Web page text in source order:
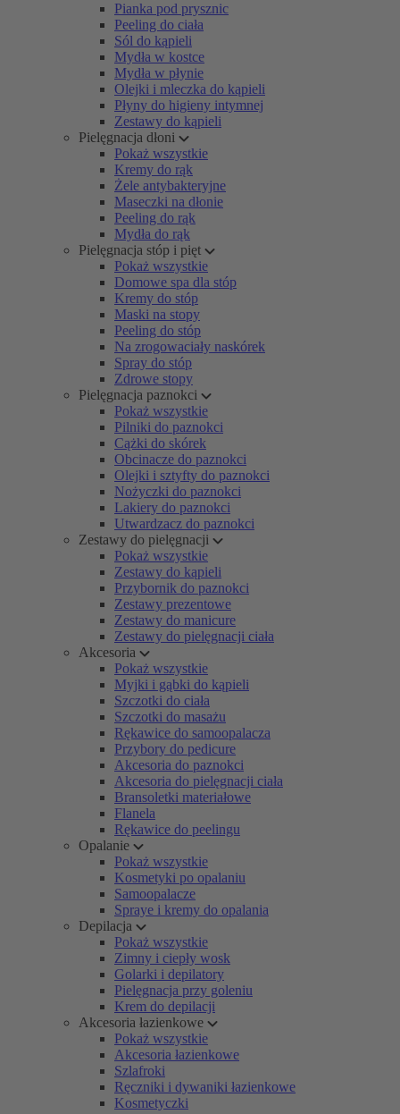
Pianka pod prysznic
Peeling do ciała
Sól do kąpieli
Mydła w kostce
Mydła w płynie
Olejki i mleczka do kąpieli
Płyny do higieny intymnej
Zestawy do kąpieli
Pielęgnacja dłoni
Pokaż wszystkie
Kremy do rąk
Żele antybakteryjne
Maseczki na dłonie
Peeling do rąk
Mydła do rąk
Pielęgnacja stóp i pięt
Pokaż wszystkie
Domowe spa dla stóp
Kremy do stóp
Maski na stopy
Peeling do stóp
Na zrogowaciały naskórek
Spray do stóp
Zdrowe stopy
Pielęgnacja paznokci
Pokaż wszystkie
Pilniki do paznokci
Cążki do skórek
Obcinacze do paznokci
Olejki i sztyfty do paznokci
Nożyczki do paznokci
Lakiery do paznokci
Utwardzacz do paznokci
Zestawy do pielęgnacji
Pokaż wszystkie
Zestawy do kąpieli
Przybornik do paznokci
Zestawy prezentowe
Zestawy do manicure
Zestawy do pielęgnacji ciała
Akcesoria
Pokaż wszystkie
Myjki i gąbki do kąpieli
Szczotki do ciała
Szczotki do masażu
Rękawice do samoopalacza
Przybory do pedicure
Akcesoria do paznokci
Akcesoria do pielęgnacji ciała
Bransoletki materiałowe
Flanela
Rękawice do peelingu
Opalanie
Pokaż wszystkie
Kosmetyki po opalaniu
Samoopalacze
Spraye i kremy do opalania
Depilacja
Pokaż wszystkie
Zimny i ciepły wosk
Golarki i depilatory
Pielęgnacja przy goleniu
Krem do depilacji
Akcesoria łazienkowe
Pokaż wszystkie
Akcesoria łazienkowe
Szlafroki
Ręczniki i dywaniki łazienkowe
Kosmetyczki